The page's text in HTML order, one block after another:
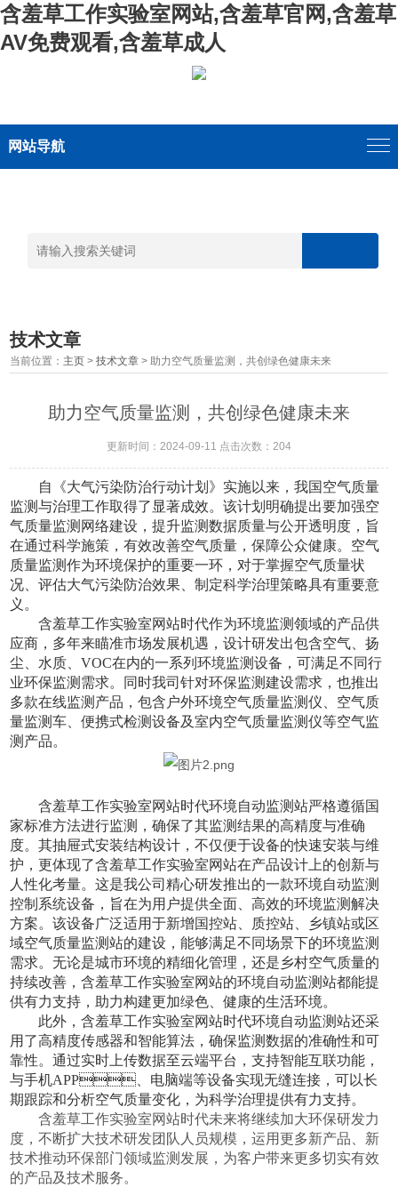
含羞草工作实验室网站,含羞草官网,含羞草
AV免费观看,含羞草成人
网站导航
技术文章
当前位置： 主页 >技术文章 > 助力空气质量监测，共创绿色健康未来
助力空气质量监测，共创绿色健康未来
更新时间：2024-09-11 点击次数：204
自《大气污染防治行动计划》实施以来，我国空气质量
监测与治理工作取得了显著成效。该计划明确提出要加强空
气质量监测网络建设，提升监测数据质量与公开透明度，旨
在通过科学施策，有效改善空气质量，保障公众健康。 空气
质量监测作为环境保护的重要一环，对于掌握空气质量状
况、评估大气污染防治效果、制定科学治理策略具有重要意
义。
含羞草工作实验室网站时代作为环境监测领域的产品供
应商，多年来瞄准市场发展机遇，设计研发出包含空气、扬
尘、水质、VOC在内的一系列环境监测设备，可满足不同行
业环保监测需求。同时我司针对环保监测建设需求，也推出
多款在线监测产品，包含户外环境空气质量监测仪、空气质
量监测车、便携式检测设备及室内空气质量监测仪等空气监
测产品。
含羞草工作实验室网站时代环境自动监测站严格遵循国
家标准方法进行监测，确保了其监测结果的高精度与准确
度。其抽屉式安装结构设计，不仅便于设备的快速安装与维
护，更体现了含羞草工作实验室网站在产品设计上的创新与
人性化考量。这是我公司精心研发推出的一款环境自动监测
控制系统设备，旨在为用户提供全面、高效的环境监测解决
方案。该设备广泛适用于新增国控站、质控站、乡镇站或区
域空气质量监测站的建设，能够满足不同场景下的环境监测
需求。无论是城市环境的精细化管理，还是乡村空气质量的
持续改善，含羞草工作实验室网站的环境自动监测站都能提
供有力支持，助力构建更加绿色、健康的生活环境。
此外，含羞草工作实验室网站时代环境自动监测站还采
用了高精度传感器和智能算法，确保监测数据的准确性和可
靠性。通过实时上传数据至云端平台，支持智能互联功能，
与手机APP、电脑端等设备实现无缝连接 ，可以长
期跟踪和分析空气质量变化，为科学治理提供有力支持。
含羞草工作实验室网站时代未来将继续加大环保研发力
度，不断扩大技术研发团队人员规模，运用更多新产品、新
技术推动环保部门领域监测发展，为客户带来更多切实有效
的产品及技术服务。